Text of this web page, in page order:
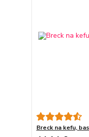
Breck na kefu,